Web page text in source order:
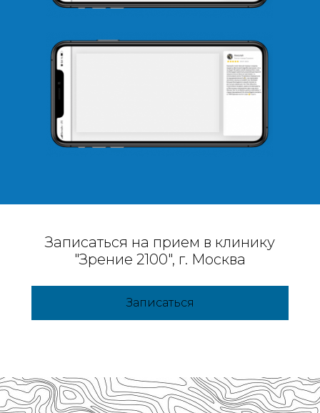
Записаться на прием в клинику
"Зрение 2100", г. Москва
Записаться